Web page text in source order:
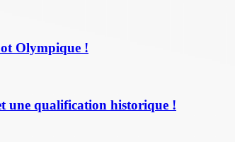
Olympique !
une qualification historique !